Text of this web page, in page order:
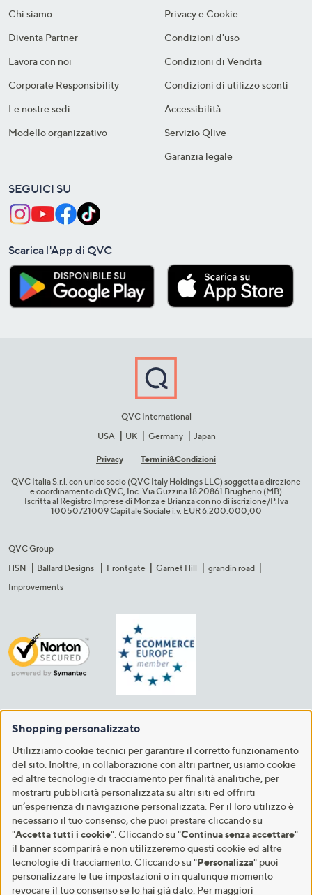
Chi siamo
Diventa Partner
Lavora con noi
Corporate Responsibility
Le nostre sedi
Modello organizzativo
Privacy e Cookie
Condizioni d'uso
Condizioni di Vendita
Condizioni di utilizzo sconti
Accessibilità
Servizio Qlive
Garanzia legale
SEGUICI SU
Scarica l'App di QVC
QVC International
USA
UK Germany Japan
Privacy Termini&C​ondizioni
QVC Italia S.r.l. con unico socio (QVC Italy Holdings LLC) soggetta a direzione
e coordinamento di QVC, Inc. Via Guzzina 18 20861 Brugherio (MB)​
Iscritta al Registro Imprese di Monza e Brianza con no di iscrizione/P.Iva
10050721009 Capitale Sociale i.v. EUR 6.200.000,00​
QVC Group
HSN
Ballard Designs Frontgate Garnet Hill
grandin road
Improvements
Shopping personalizzato
Utilizziamo cookie tecnici per garantire il corretto funzionamento
del sito. Inoltre, in collaborazione con altri partner, usiamo cookie
ed altre tecnologie di tracciamento per finalità analitiche, per
mostrarti pubblicità personalizzata su altri siti ed offrirti
un’esperienza di navigazione personalizzata. Per il loro utilizzo è
necessario il tuo consenso, che puoi prestare cliccando su
"Accetta tutti i cookie". Cliccando su "Continua senza accettare"
il banner scomparirà e non utilizzeremo questi cookie ed altre
tecnologie di tracciamento. Cliccando su "Personalizza" puoi
personalizzare le tue impostazioni o in qualunque momento
revocare il tuo consenso se lo hai già dato. Per maggiori